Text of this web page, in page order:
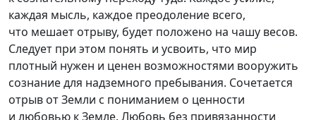
каждая мысль, каждое преодоление всего,
что мешает отрыву, будет положено на чашу весов.
Следует при этом понять и усвоить, что мир
плотный нужен и ценен возможностями вооружить
сознание для надземного пребывания. Сочетается
отрыв от Земли с пониманием о ценности
и любовью к Земле. Любовь без привязанности